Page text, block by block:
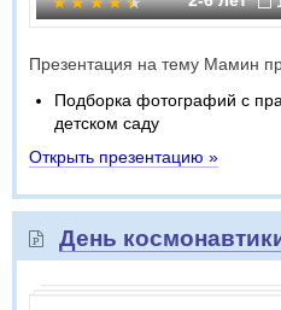
Презентация на тему Мамин
Подборка фотографий с
детском саду
Открыть презентацию »
День